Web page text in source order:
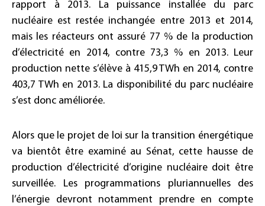
rapport à 2013. La puissance installée du parc
nucléaire est restée inchangée entre 2013 et 2014,
mais les réacteurs ont assuré 77 % de la production
d’électricité en 2014, contre 73,3 % en 2013. Leur
production nette s’élève à 415,9 TWh en 2014, contre
403,7 TWh en 2013. La disponibilité du parc nucléaire
s’est donc améliorée.
Alors que le projet de loi sur la transition énergétique
va bientôt être examiné au Sénat, cette hausse de
production d’électricité d’origine nucléaire doit être
surveillée. Les programmations pluriannuelles des
l’énergie devront notamment prendre en compte